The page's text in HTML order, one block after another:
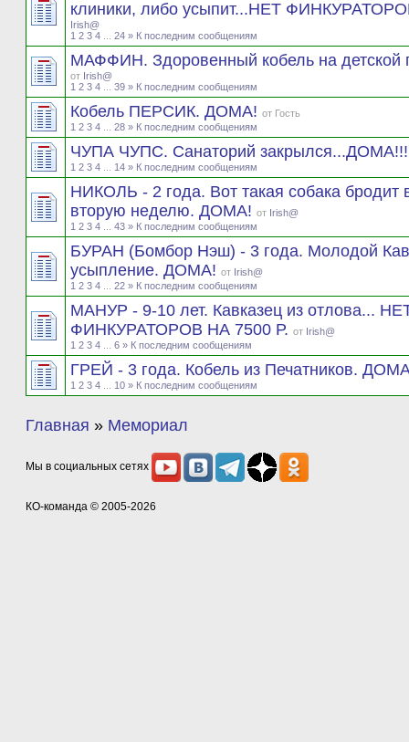
клиники, либо усыпит...НЕТ
Irish@
1 2 3 4 24 » К последним сообщениям
МАФФИН. Здоровенный кобель на
от Irish@
1 2 3 4 39 » К последним сообщениям
Кобель ПЕРСИК. ДОМА! от Гость
1 2 3 4 28 » К последним сообщениям
ЧУПА ЧУПС. Санаторий
1 2 3 4 14 » К последним сообщениям
НИКОЛЬ - 2 года. Вот такая собака бродит
вторую неделю. ДОМА! от Irish@
1 2 3 4 43 » К последним сообщениям
БУРАН (Бомбор Нэш) - 3 года. Молодой
усыпление. ДОМА! от Irish@
1 2 3 4 22 » К последним сообщениям
МАНУР - 9-10 лет. Кавказец из отлова...
ФИНКУРАТОРОВ НА 7500 Р. от Irish@
1 2 3 4 6 » К последним сообщениям
ГРЕЙ - 3 года. Кобель из Печатников.
1 2 3 4 10 » К последним сообщениям
Главная » Мемориал
Мы в социальных сетях
КО-команда © 2005-2026